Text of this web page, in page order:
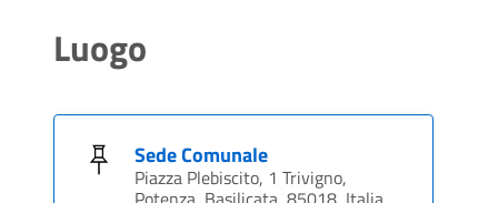
Luogo
Sede Comunale
Piazza Plebiscito, 1 Trivigno,